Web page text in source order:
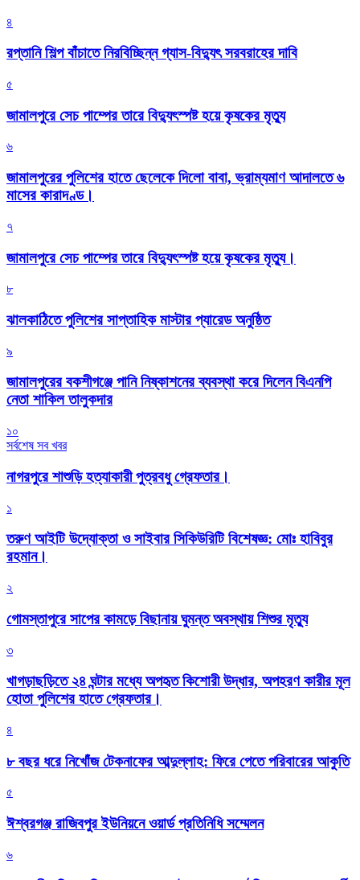
৪
রপ্তানি শিল্প বাঁচাতে নিরবিচ্ছিন্ন গ্যাস-বিদ্যুৎ সরবরাহের দাবি
৫
জামালপুরে সেচ পাম্পের তারে বিদ্যুৎস্পষ্ট হয়ে কৃষকের মৃত্যু
৬
জামালপুরের পুলিশের হাতে ছেলেকে দিলো বাবা, ভ্রাম্যমাণ আদালতে ৬
মাসের কারাদণ্ড।
৭
জামালপুরে সেচ পাম্পের তারে বিদ্যুৎস্পষ্ট হয়ে কৃষকের মৃত্যু।
৮
‎ঝালকাঠিতে পুলিশের সাপ্তাহিক মাস্টার প্যারেড অনুষ্ঠিত
৯
জামালপুরের বকশীগঞ্জে পানি নিষ্কাশনের ব্যবস্থা করে দিলেন বিএনপি
নেতা শাকিল তালুকদার
১০
সর্বশেষ সব খবর
নাগরপুরে শাশুড়ি হত্যাকারী পুত্রবধু গ্রেফতার।
১
তরুণ আইটি উদ্যোক্তা ও সাইবার সিকিউরিটি বিশেষজ্ঞ: মোঃ হাবিবুর
রহমান।
২
গোমস্তাপুরে সাপের কামড়ে বিছানায় ঘুমন্ত অবস্থায় শিশুর মৃত্যু
৩
খাগড়াছড়িতে ২৪ ঘন্টার মধ্যে অপহৃত কিশোরী উদ্ধার, অপহরণ কারীর মূল
হোতা পুলিশের হাতে গ্রেফতার।
৪
৮ বছর ধরে নিখোঁজ টেকনাফের আব্দুল্লাহ: ফিরে পেতে পরিবারের আকুতি
৫
ঈশ্বরগঞ্জ রাজিবপুর ইউনিয়নে ওয়ার্ড প্রতিনিধি সম্মেলন
৬